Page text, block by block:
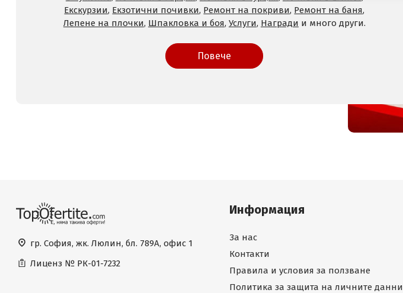
Екскурзии, Екзотични почивки, Ремонт на покриви, Ремонт на баня,
Лепене на плочки, Шпакловка и боя, Услуги, Награди и много други.
Повече
гр. София, жк. Люлин, бл. 789А, офис 1
Лиценз № РК-01-7232
Информация
За нас
Контакти
Правила и условия за ползване
Политика за защита на личните данни